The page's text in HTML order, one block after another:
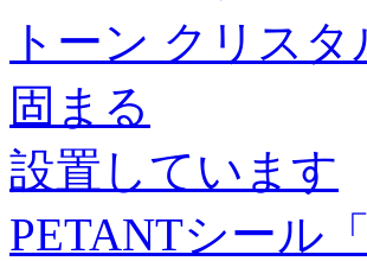
トーン クリス
固まる
設置しています
PETANTシール